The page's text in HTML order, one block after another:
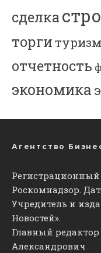
сделка
торгитуризм
отчетность
экономика
Агентство
Роскомнадзор.
Учредитель и
Новостей».
Главный
Александрович